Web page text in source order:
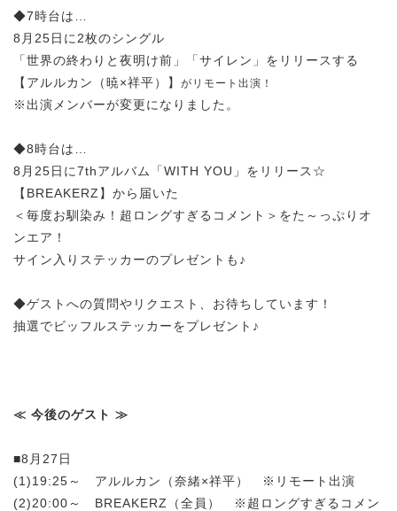
◆7時台は…
8月25日に2枚のシングル
「世界の終わりと夜明け前」「サイレン」をリリースする
【アルルカン（暁×祥平）】 がリモート出演！
※出演メンバーが変更になりました。
◆8時台は…
8月25日に7thアルバム「WITH YOU」をリリース☆
【BREAKERZ】から届いた
＜毎度お馴染み！超ロングすぎるコメント＞をた～っぷりオ
ンエア！
サイン入りステッカーのプレゼントも♪
◆ゲストへの質問やリクエスト、お待ちしています！
抽選でビッフルステッカーをプレゼント♪
≪ 今後のゲスト ≫
■8月27日
(1)19:25～ アルルカン（奈緒×祥平） ※リモート出演
(2)20:00～ BREAKERZ（全員） ※超ロングすぎるコメン